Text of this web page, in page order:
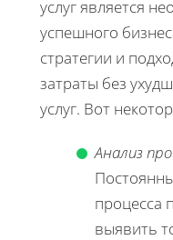
услуг является
успешного
стратегии и
затраты без
услуг. Вот
Анализ
процесса
выявить